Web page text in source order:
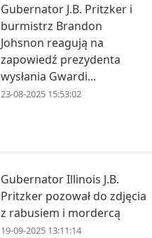
Gubernator J.B. Pritzker i
burmistrz Brandon
Johsnon reagują na
zapowiedź prezydenta
wysłania Gwardi...
23-08-2025 15:53:02
Gubernator Illinois J.B.
Pritzker pozował do zdjęcia
z rabusiem i mordercą
19-09-2025 13:11:14